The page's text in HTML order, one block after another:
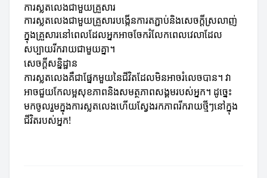
ការស្លតលេងជាមួយគ្រួសារ
ការស្លតលេងជាមួយគ្រួសារបង្កើនការតភ្ជាប់និងសេចក្តីស្រលាញ់
ក្នុងគ្រួសារនៅពេលដែលអ្នកអាចចែករំលែកពេលវេលាដែល
សប្បាយរីករាយជាមួយគ្នា។
សេចក្តីសន្និដ្ឋាន
ការស្លតលេងគឺជាផ្នែកមួយនៃជីវិតដែលមិនអាចរំលេចបាន។ វា
អាចជួយកែលម្អសុខភាពនិងសមត្ថភាពសង្គមរបស់អ្នក។ ដូច្នេះ
មកចូលរួមក្នុងការស្លតលេងហើយស្វែងរកភាពរីករាយថ្មីៗនៅក្នុង
ជីវិតរបស់អ្នក!